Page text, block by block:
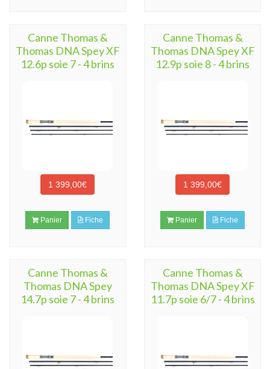
Canne Thomas &
Thomas DNA Spey XF
12.6p soie 7 - 4 brins
1 399,00€
Panier Fiche
Canne Thomas &
Thomas DNA Spey XF
12.9p soie 8 - 4 brins
1 399,00€
Panier Fiche
Canne Thomas &
Thomas DNA Spey
14.7p soie 7 - 4 brins
Canne Thomas &
Thomas DNA Spey XF
11.7p soie 6/7 - 4 brins